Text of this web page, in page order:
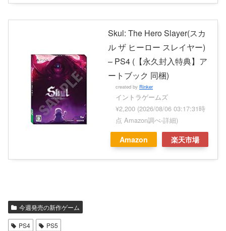
Skul: The Hero Slayer(スカ
ル ザ ヒーロー スレイヤー)
– PS4 (【永久封入特典】ア
ートブック 同梱)
created by Rinker
イントラゲームズ
¥2,200 (2026/08/06 03:17:31時
点 Amazon調べ-詳細)
Amazon 楽天市場
今週発売の新作ゲーム
PS4 PS5